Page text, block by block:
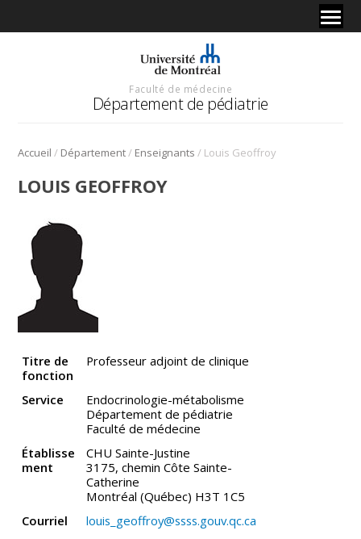
Faculté de médecine
Département de pédiatrie
Accueil / Département/ Enseignants / Louis Geoffroy
LOUIS GEOFFROY
Titre de
fonction
Professeur adjoint de clinique
Service
Endocrinologie-métabolisme
Département de pédiatrie
Faculté de médecine
Établisse
ment
CHU Sainte-Justine
3175, chemin Côte Sainte-
Catherine
Montréal (Québec) H3T 1C5
Courriel
louis_geoffroy@ssss.gouv.qc.ca